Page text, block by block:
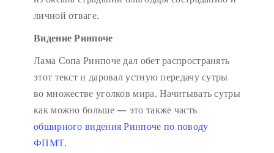
личной отваге.
Видение Ринпоче
Лама Сопа Ринпоче дал обет распространять
этот текст и даровал устную передачу сутры
во множестве уголков мира. Начитывать сутры
как можно больше — это также часть
обширного видения Ринпоче по поводу
ФПМТ.